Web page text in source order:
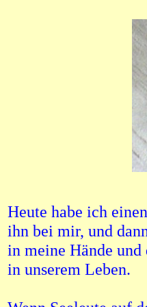
Heute habe ich
ihn bei mir, und
in meine Hände
in unserem Leben.